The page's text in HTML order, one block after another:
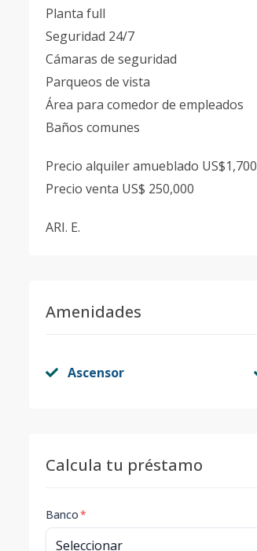
Planta full
Seguridad 24/7
Cámaras de seguridad
Parqueos de vista
Área para comedor de empleados
Baños comunes
Precio alquiler amueblado US$1,700
Precio venta US$ 250,000
ARI. E.
Amenidades
Ascensor
Calcula tu préstamo
Banco*